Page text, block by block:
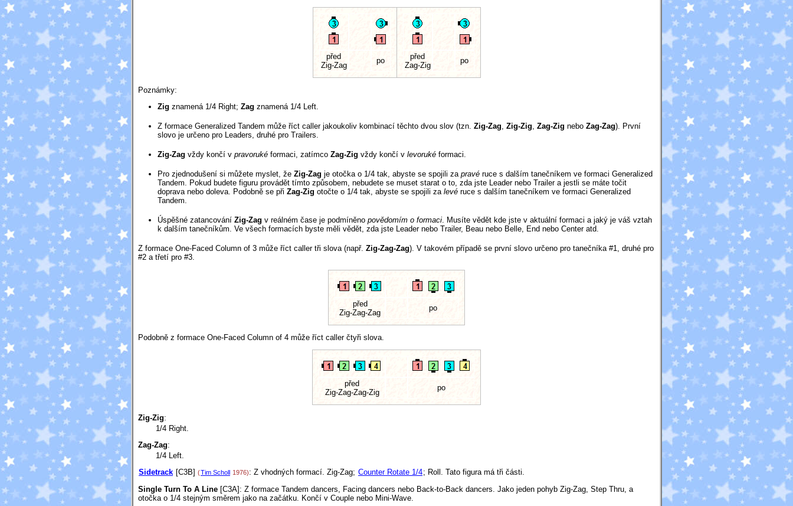
před
Zig-Zag
po
před
Zag-Zig
po
Poznámky:
Zig znamená 1/4 Right; Zag znamená 1/4 Left.
Z formace Generalized Tandem může říct caller jakoukoliv kombinací těchto dvou slov (tzn. Zig-Zag, Zig-Zig, Zag-Zig nebo Zag-Zag). První
slovo je určeno pro Leaders, druhé pro Trailers.
Zig-Zag vždy končí v pravoruké formaci, zatímco Zag-Zig vždy končí v levoruké formaci.
Pro zjednodušení si můžete myslet, že Zig-Zag je otočka o 1/4 tak, abyste se spojili za pravé ruce s dalším tanečníkem ve formaci Generalized
Tandem. Pokud budete figuru provádět tímto způsobem, nebudete se muset starat o to, zda jste Leader nebo Trailer a jestli se máte točit
doprava nebo doleva. Podobně se při Zag-Zig otočte o 1/4 tak, abyste se spojili za levé ruce s dalším tanečníkem ve formaci Generalized
Tandem.
Úspěšné zatancování Zig-Zag v reálném čase je podmíněno povědomím o formaci. Musíte vědět kde jste v aktuální formaci a jaký je váš vztah
k dalším tanečníkům. Ve všech formacích byste měli vědět, zda jste Leader nebo Trailer, Beau nebo Belle, End nebo Center atd.
Z formace One-Faced Column of 3 může říct caller tři slova (např. Zig-Zag-Zag). V takovém případě se první slovo určeno pro tanečníka #1, druhé pro
#2 a třetí pro #3.
před
Zig-Zag-Zag
po
Podobně z formace One-Faced Column of 4 může říct caller čtyři slova.
před
Zig-Zag-Zag-Zig
po
Zig-Zig:
1/4 Right.
Zag-Zag:
1/4 Left.
Sidetrack [C3B] (Tim Scholl 1976): Z vhodných formací. Zig-Zag; Counter Rotate 1/4; Roll. Tato figura má tři části.
Single Turn To A Line [C3A]: Z formace Tandem dancers, Facing dancers nebo Back-to-Back dancers. Jako jeden pohyb Zig-Zag, Step Thru, a
otočka o 1/4 stejným směrem jako na začátku. Končí v Couple nebo Mini-Wave.